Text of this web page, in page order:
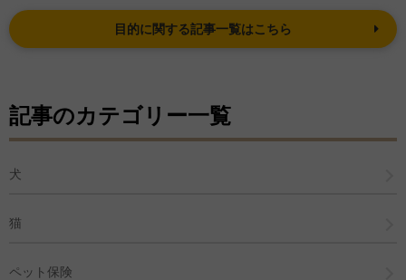
目的に関する記事一覧はこちら
記事のカテゴリー一覧
犬
猫
ペット保険